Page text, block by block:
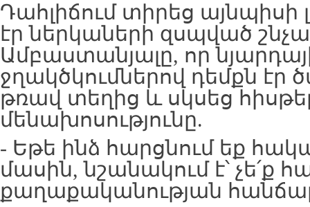
Դահլիճում տիրեց այնպիսի
էր ներկաների զսպված
Ամբաստանյալը, որ
ջղակծկումներով դեմքն էր
թռավ տեղից և սկսեց
մենախոսությունը.
- Եթե ինձ հարցնում եք
մասին, նշանակում է՝ չե՛ք
քաղաքականության